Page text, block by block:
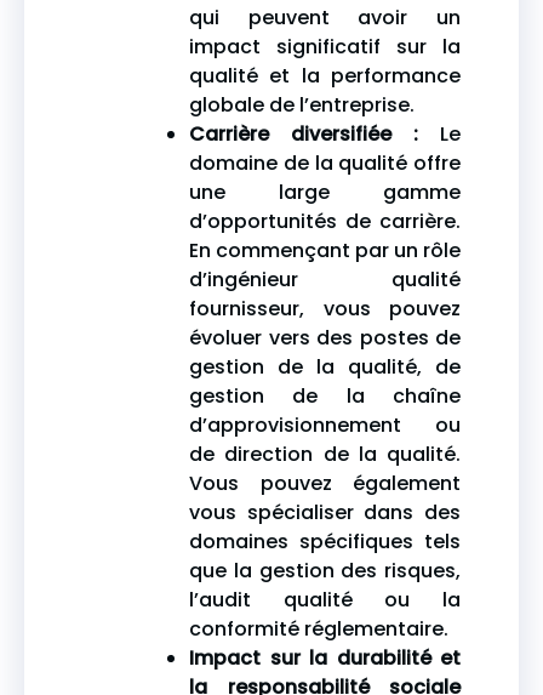
qui peuvent avoir un
impact significatif sur la
qualité et la performance
globale de l’entreprise.
Carrière diversifiée : Le
domaine de la qualité offre
une large gamme
d’opportunités de carrière.
En commençant par un rôle
d’ingénieur qualité
fournisseur, vous pouvez
évoluer vers des postes de
gestion de la qualité, de
gestion de la chaîne
d’approvisionnement ou
de direction de la qualité.
Vous pouvez également
vous spécialiser dans des
domaines spécifiques tels
que la gestion des risques,
l’audit qualité ou la
conformité réglementaire.
Impact sur la durabilité et
la responsabilité sociale